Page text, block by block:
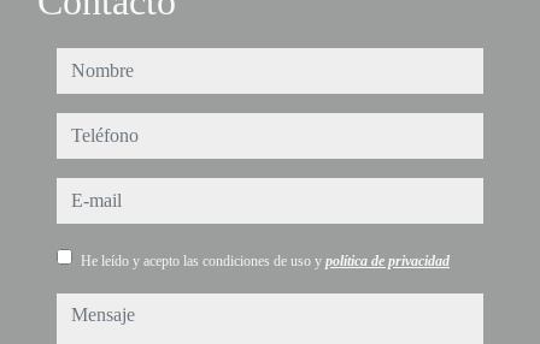
nombre
teléfono
e-mail
He leído y acepto las condiciones de uso y política de privacidad
mensaje